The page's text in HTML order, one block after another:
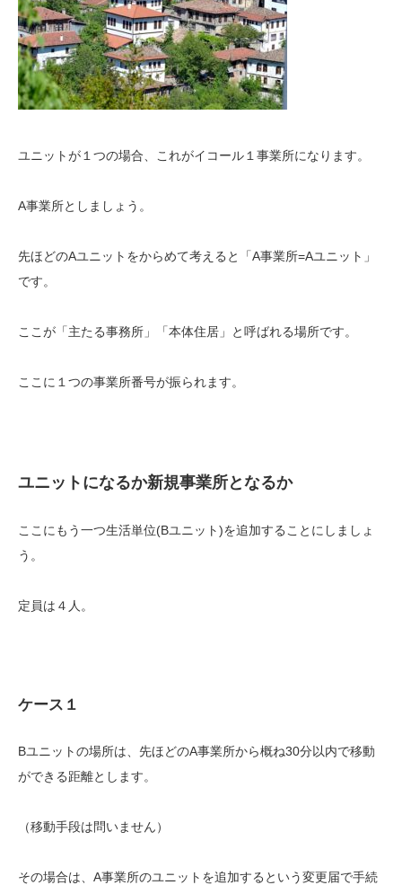
ユニットが１つの場合、これがイコール１事業所になります。
A事業所としましょう。
先ほどのAユニットをからめて考えると「A事業所=Aユニット」
です。
ここが「主たる事務所」「本体住居」と呼ばれる場所です。
ここに１つの事業所番号が振られます。
ユニットになるか新規事業所となるか
ここにもう一つ生活単位(Bユニット)を追加することにしましょ
う。
定員は４人。
ケース１
Bユニットの場所は、先ほどのA事業所から概ね30分以内で移動
ができる距離とします。
（移動手段は問いません）
その場合は、A事業所のユニットを追加するという変更届で手続